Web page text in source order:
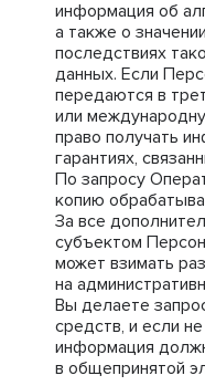
информация об
а также о
последствиях
данных. Если
передаются в
или
право получать
гарантиях,
По запросу
копию
За все
субъектом
может взимать
на
Вы делаете
средств, и если
информация
в общепринятой